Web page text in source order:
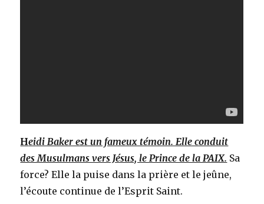
Heidi Baker est un fameux témoin. Elle conduit
des Musulmans vers Jésus, le Prince de la PAIX. Sa
force? Elle la puise dans la prière et le jeûne,
l’écoute continue de l’Esprit Saint.